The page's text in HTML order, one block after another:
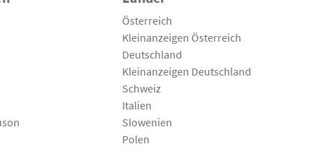
Österreich
Kleinanzeigen Österreich
Deutschland
Kleinanzeigen Deutschland
Schweiz
Italien
Slowenien
Polen